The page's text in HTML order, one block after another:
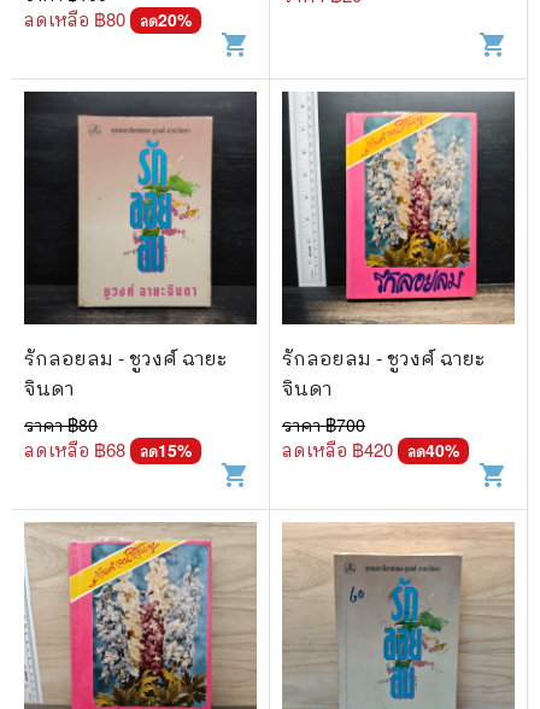
ลดเหลือ ฿80 ลด20%
shopping_cart shopping_cart
รักลอยลม - ชูวงศ์ ฉายะ
จินดา
ราคา ฿80
ลดเหลือ ฿68 ลด15%
shopping_cart
รักลอยลม - ชูวงศ์ ฉายะ
จินดา
ราคา ฿700
ลดเหลือ ฿420 ลด40%
shopping_cart